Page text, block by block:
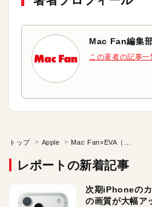
Mac Fan編集
この著者の記事一
トップ Apple
レポートの新着記事
次期iPhoneの
の画質が大幅ア